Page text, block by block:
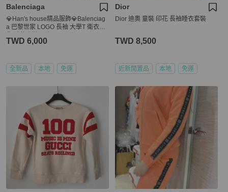
Balenciaga
💎Han's house精品服飾💎Balenciag
a 巴黎世家 LOGO 長袖 大學T 衛衣現
TWD 6,000
全新品 本地 免運
Dior
Dior 迪奧 童裝 印花 長袖睡衣套裝
TWD 8,500
近新閒置品 本地 免運